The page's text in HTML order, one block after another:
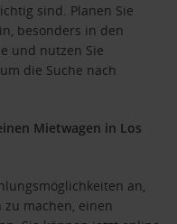
sind. Planen Sie
besonders in den
und nutzen Sie
die Suche nach
Mietwagen in Los
an,
machen, einen